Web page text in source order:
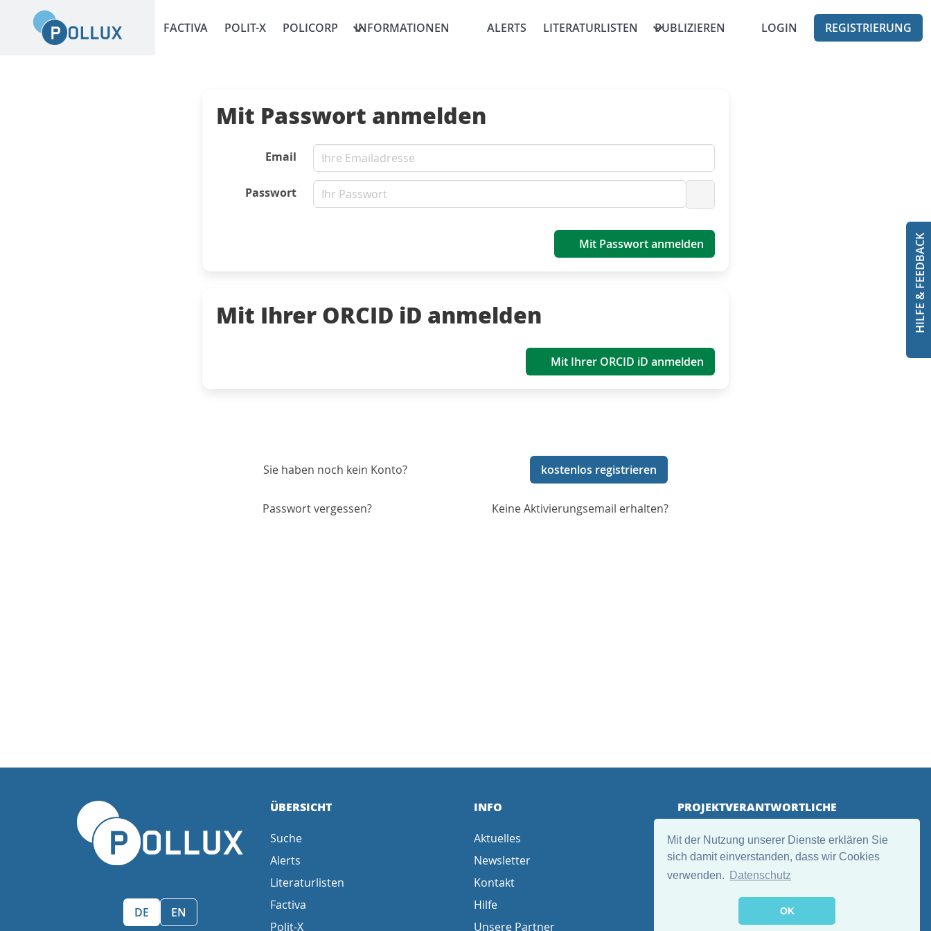
Mit der Nutzung unserer Dienste erklären Sie
sich damit einverstanden, dass wir Cookies
verwenden.
Datenschutz
OK
FACTIVA POLIT-X POLICORP INFORMATIONEN ALERTS LITERATURLISTEN PUBLIZIEREN LOGIN REGISTRIERUNG
HILFE & FEEDBACK
Mit Passwort anmelden
Email
Passwort
Passwort anzeigen
Mit Passwort anmelden
Mit Ihrer ORCID iD anmelden
Mit Ihrer ORCID iD anmelden
Sie haben noch kein Konto? kostenlos registrieren
Passwort vergessen? Keine Aktivierungsemail erhalten?
Sprache wählen/Select language
DE EN
ÜBERSICHT
Suche
Alerts
Literaturlisten
Factiva
Polit-X
INFO
Aktuelles
Newsletter
Kontakt
Hilfe
Unsere Partner
PROJEKTVERANTWORTLICHE